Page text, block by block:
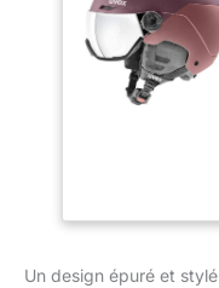
Un design épuré et stylé